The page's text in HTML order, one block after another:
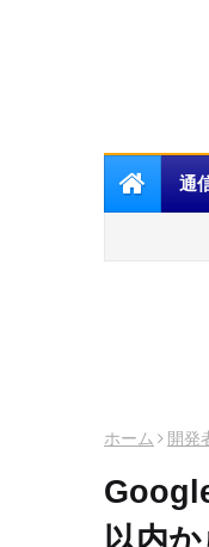
通
ホーム 開発
以内